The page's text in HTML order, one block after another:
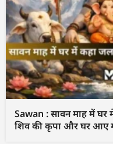
Sawan : सावन माह में
शिव की कृपा और घर आए